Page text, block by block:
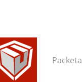
Packeta